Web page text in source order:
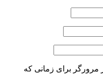
برای زمانی که